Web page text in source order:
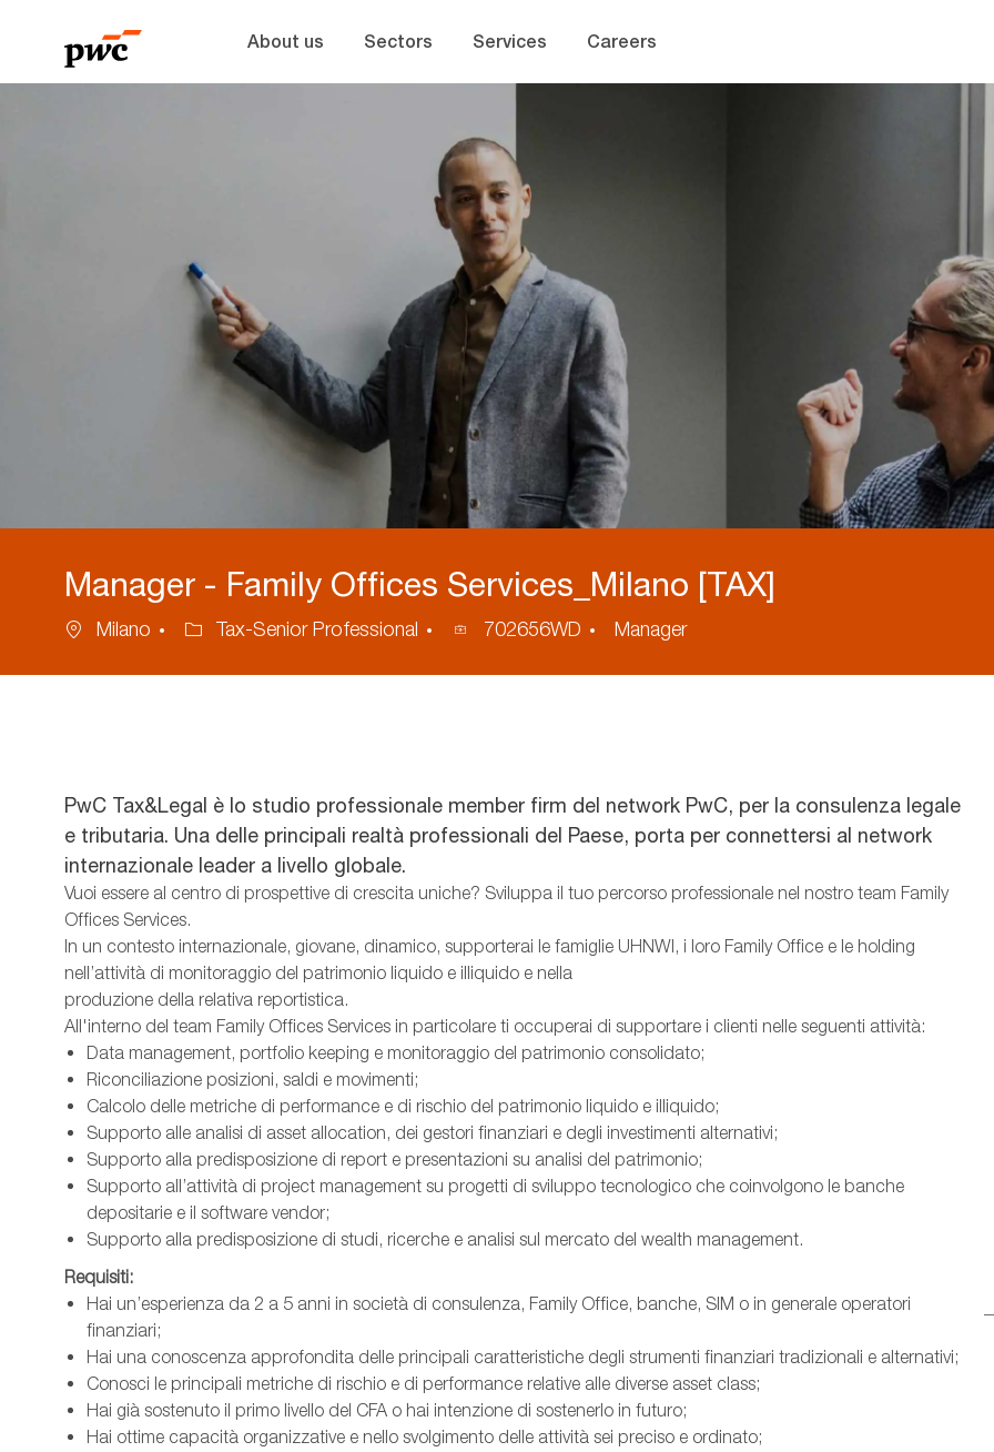
About us
Sectors Services Careers
Manager - Family Offices Services_Milano [TAX]
Location
Milano Category
Tax-Senior Professional
Process
702656WD Manager
PwC Tax&Legal è lo studio professionale member firm del network PwC, per la consulenza legale
e tributaria. Una delle principali realtà professionali del Paese, porta per connettersi al network
internazionale leader a livello globale.
Vuoi essere al centro di prospettive di crescita uniche? Sviluppa il tuo percorso professionale nel nostro team Family
Offices Services.
In un contesto internazionale, giovane, dinamico, supporterai le famiglie UHNWI, i loro Family Office e le holding
nell’attività di monitoraggio del patrimonio liquido e illiquido e nella
produzione della relativa reportistica.
All'interno del team Family Offices Services in particolare ti occuperai di supportare i clienti nelle seguenti attività:
Data management, portfolio keeping e monitoraggio del patrimonio consolidato;
Riconciliazione posizioni, saldi e movimenti;
Calcolo delle metriche di performance e di rischio del patrimonio liquido e illiquido;
Supporto alle analisi di asset allocation, dei gestori finanziari e degli investimenti alternativi;
Supporto alla predisposizione di report e presentazioni su analisi del patrimonio;
Supporto all’attività di project management su progetti di sviluppo tecnologico che coinvolgono le banche
depositarie e il software vendor;
Supporto alla predisposizione di studi, ricerche e analisi sul mercato del wealth management.
Requisiti:
Hai un’esperienza da 2 a 5 anni in società di consulenza, Family Office, banche, SIM o in generale operatori
finanziari;
Hai una conoscenza approfondita delle principali caratteristiche degli strumenti finanziari tradizionali e alternativi;
Conosci le principali metriche di rischio e di performance relative alle diverse asset class;
Hai già sostenuto il primo livello del CFA o hai intenzione di sostenerlo in futuro;
Hai ottime capacità organizzative e nello svolgimento delle attività sei preciso e ordinato;